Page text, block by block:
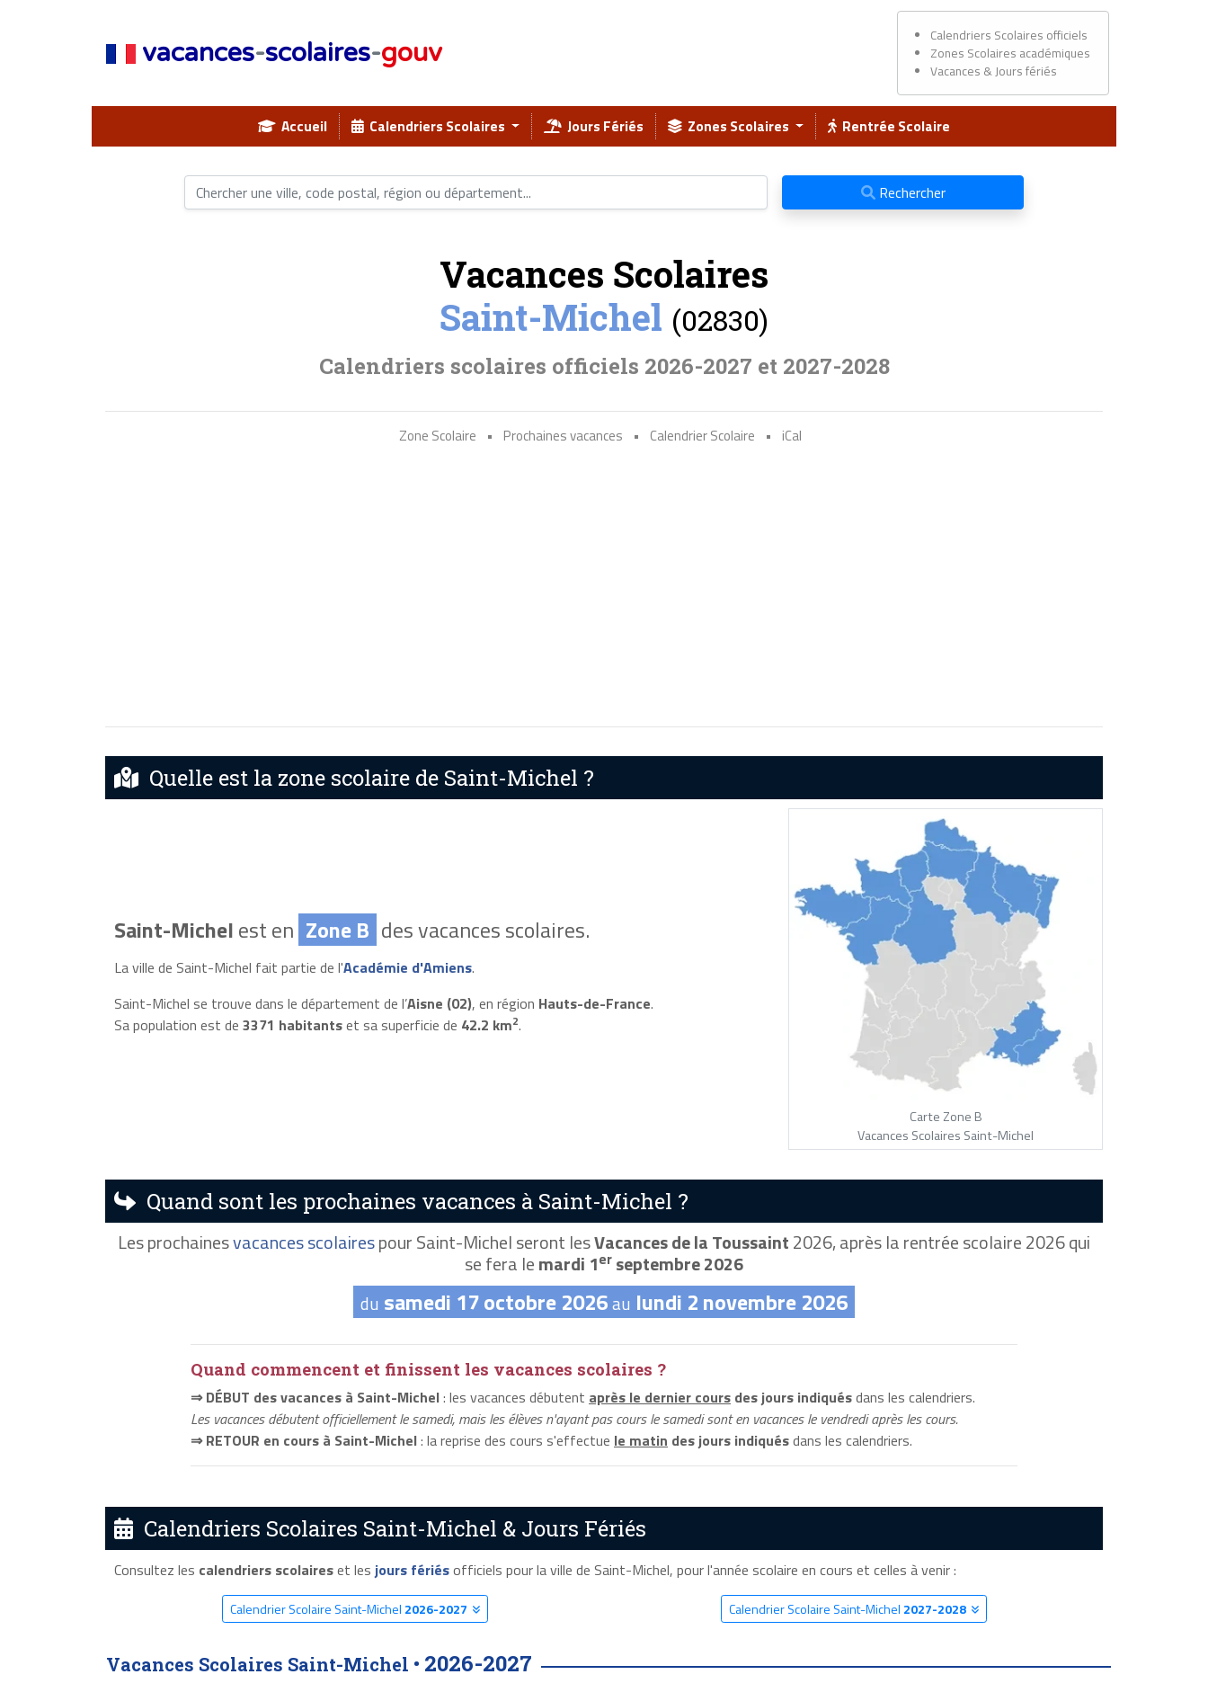
vacances-scolaires-gouv
Calendriers Scolaires officiels
Zones Scolaires académiques
Vacances & Jours fériés
Accueil Calendriers Scolaires Jours Fériés Zones Scolaires Rentrée Scolaire
Rechercher
Vacances Scolaires
Saint-Michel (02830)
Calendriers scolaires officiels 2026-2027 et 2027-2028
Zone Scolaire • Prochaines vacances • Calendrier Scolaire • iCal
Quelle est la zone scolaire de Saint-Michel ?
Saint-Michelest en Zone B des vacances scolaires.
La ville de Saint-Michel fait partie de l'Académie d'Amiens.
Saint-Michel se trouve dans le département de l’Aisne (02), en région Hauts-de-France.
Sa population est de 3371 habitantset sa superficie de 42.2 km2.
Carte Zone B
Vacances Scolaires Saint-Michel
Quand sont les prochaines vacances à Saint-Michel ?
Les prochainesvacances scolairespour Saint-Michel seront lesVacances de la Toussaint2026, après la rentrée scolaire 2026 qui
se fera lemardi 1er septembre 2026
du samedi 17 octobre 2026au lundi 2 novembre 2026
Quand commencent et finissent les vacances scolaires ?
⇒ DÉBUT des vacances à Saint-Michel: les vacances débutent après le dernier cours des jours indiquésdans les calendriers.
Les vacances débutent officiellement le samedi, mais les élèves n'ayant pas cours le samedi sont en vacances le vendredi après les cours.
⇒ RETOUR en cours à Saint-Michel: la reprise des cours s'effectue le matin des jours indiquésdans les calendriers.
Calendriers Scolaires Saint-Michel & Jours Fériés
Consultez les calendriers scolaireset les jours fériésofficiels pour la ville de Saint-Michel, pour l'année scolaire en cours et celles à venir :
Calendrier Scolaire Saint-Michel 2026-2027 Calendrier Scolaire Saint-Michel 2027-2028
Vacances Scolaires Saint-Michel • 2026-2027